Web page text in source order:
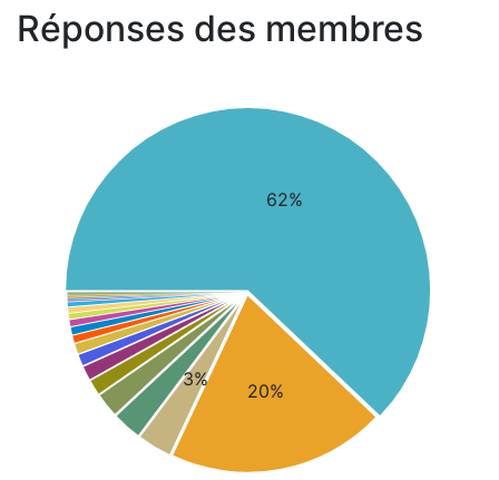
Réponses des membres
62%
20%
3%